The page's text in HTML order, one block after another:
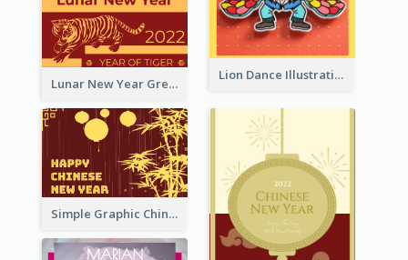
Lion Dance Illustration Photo Greeting Card
Lunar New Year Greeting Card With Tiger Illustration
Simple Graphic Chinese New Year In Red And Yellow